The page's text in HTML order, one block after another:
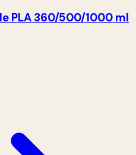
PLA 360/500/1000 ml